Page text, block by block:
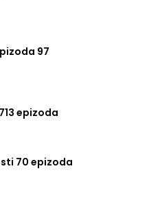
97
epizoda
70 epizoda